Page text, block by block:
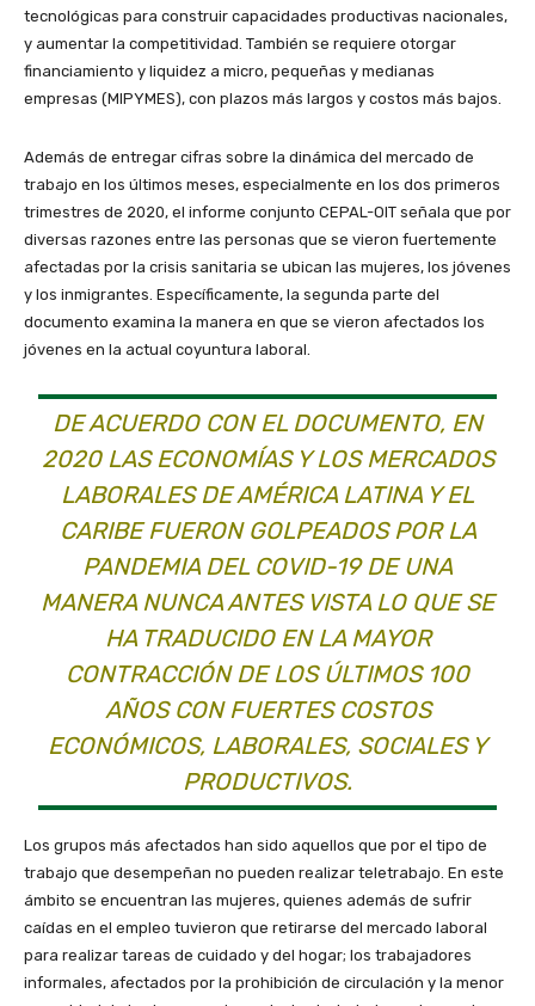
tecnológicas para construir capacidades productivas nacionales,
y aumentar la competitividad. También se requiere otorgar
financiamiento y liquidez a micro, pequeñas y medianas
empresas (MIPYMES), con plazos más largos y costos más bajos.
Además de entregar cifras sobre la dinámica del mercado de
trabajo en los últimos meses, especialmente en los dos primeros
trimestres de 2020, el informe conjunto CEPAL-OIT señala que por
diversas razones entre las personas que se vieron fuertemente
afectadas por la crisis sanitaria se ubican las mujeres, los jóvenes
y los inmigrantes. Específicamente, la segunda parte del
documento examina la manera en que se vieron afectados los
jóvenes en la actual coyuntura laboral.
DE ACUERDO CON EL DOCUMENTO, EN
2020 LAS ECONOMÍAS Y LOS MERCADOS
LABORALES DE AMÉRICA LATINA Y EL
CARIBE FUERON GOLPEADOS POR LA
PANDEMIA DEL COVID-19 DE UNA
MANERA NUNCA ANTES VISTA LO QUE SE
HA TRADUCIDO EN LA MAYOR
CONTRACCIÓN DE LOS ÚLTIMOS 100
AÑOS CON FUERTES COSTOS
ECONÓMICOS, LABORALES, SOCIALES Y
PRODUCTIVOS.
Los grupos más afectados han sido aquellos que por el tipo de
trabajo que desempeñan no pueden realizar teletrabajo. En este
ámbito se encuentran las mujeres, quienes además de sufrir
caídas en el empleo tuvieron que retirarse del mercado laboral
para realizar tareas de cuidado y del hogar; los trabajadores
informales, afectados por la prohibición de circulación y la menor